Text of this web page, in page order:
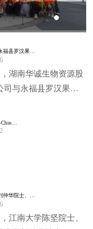
福县罗汉果…
湖南华诚生物资源股
司与永福县罗汉果深
福县委书…
仲华院士、…
江南大学陈坚院士、